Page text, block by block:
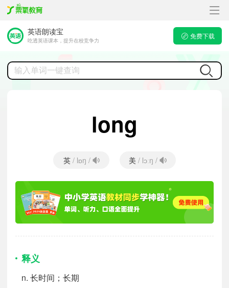
英语朗读宝
吃透英语课本，提升在校竞争力
免费下载
long
英 / lɒŋ / 美 / lɔːŋ /
释义
n. 长时间；长期